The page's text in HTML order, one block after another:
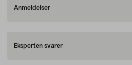
Anmeldelser
Eksperten svarer